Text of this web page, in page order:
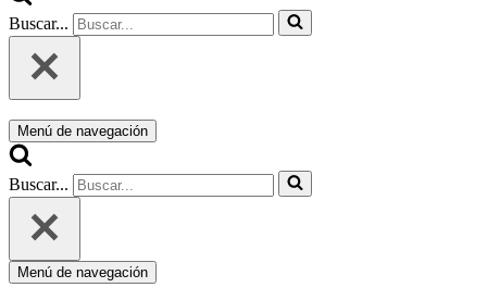
Buscar...
Menú de navegación
Buscar...
Menú de navegación